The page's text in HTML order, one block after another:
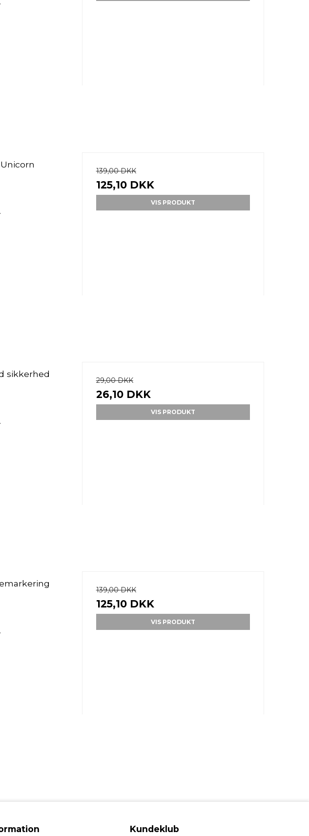
139,00 DKK
125,10 DKK
VIS PRODUKT
sikkerhed
29,00 DKK
26,10 DKK
VIS PRODUKT
139,00 DKK
125,10 DKK
VIS PRODUKT
Kundeklub